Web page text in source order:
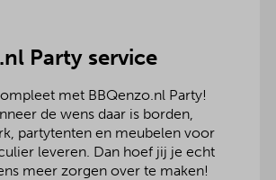
Party service
met BBQenzo.nl Party!
de wens daar is borden,
partytenten en meubelen voor
leveren. Dan hoef jij je echt
meer zorgen over te maken!